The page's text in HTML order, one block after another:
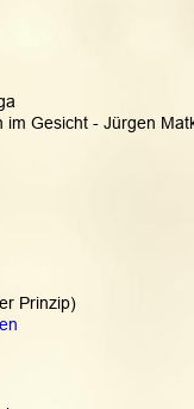
im Gesicht - Jürgen
Prinzip)